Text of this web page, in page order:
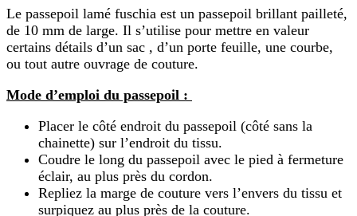
Le passepoil lamé fuschia est un passepoil brillant pailleté,
de 10 mm de large. Il s’utilise pour mettre en valeur
certains détails d’un sac , d’un porte feuille, une courbe,
ou tout autre ouvrage de couture.
Mode d’emploi du passepoil :
Placer le côté endroit du passepoil (côté sans la
chainette) sur l’endroit du tissu.
Coudre le long du passepoil avec le pied à fermeture
éclair, au plus près du cordon.
Repliez la marge de couture vers l’envers du tissu et
surpiquez au plus près de la couture.